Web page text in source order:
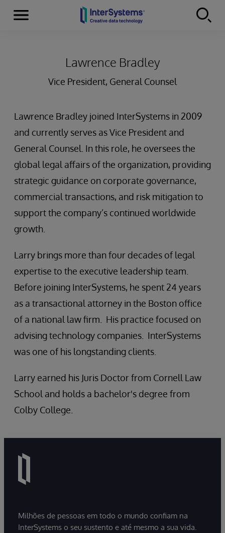
Skip to content
Menu
Lawrence Bradley
Vice President, General Counsel
Lawrence Bradley joined InterSystems in 2009
and currently serves as Vice President and
General Counsel. In this role, he oversees the
global legal affairs of the organization, providing
strategic guidance on corporate governance,
commercial transactions, and risk mitigation to
support the company’s continued worldwide
growth.
Larry brings more than four decades of legal
expertise to the executive leadership team.
Before joining InterSystems, he spent 24 years
as a transactional attorney in the Boston office
of a national law firm. His practice focused on
advising technology companies. InterSystems
was one of his longstanding clients.
Larry earned his Juris Doctor from Cornell Law
School and holds a bachelor's degree from
Colby College.
Milhões de pessoas em todo o mundo confiam na
InterSystems o seu sustento e até mesmo a sua vida.